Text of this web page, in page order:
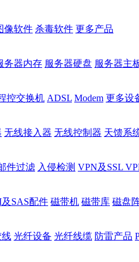
像软件 杀毒软件 更多产品
务器内存 服务器硬盘 服务器主
控交换机 ADSL Modem 更多设
无线接入器 无线控制器 天馈系
件过滤 入侵检测 VPN及SSL
及SAS配件 磁带机 磁带库 磁盘
线 光纤设备 光纤线缆 防雷产品